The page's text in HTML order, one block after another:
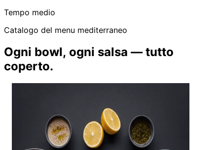
Tempo medio
Catalogo del menu mediterraneo
Ogni bowl, ogni salsa — tutto
coperto.